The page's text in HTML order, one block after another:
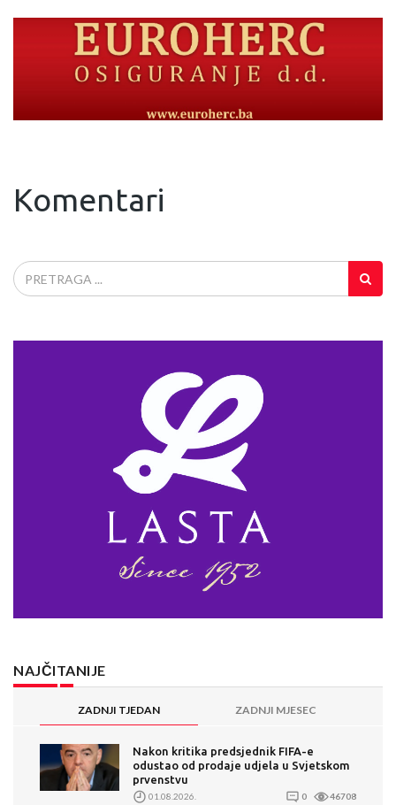
Komentari
NAJČITANIJE
ZADNJI TJEDAN ZADNJI MJESEC
Nakon kritika predsjednik FIFA-e
odustao od prodaje udjela u Svjetskom
prvenstvu
01.08.2026. 0 46708